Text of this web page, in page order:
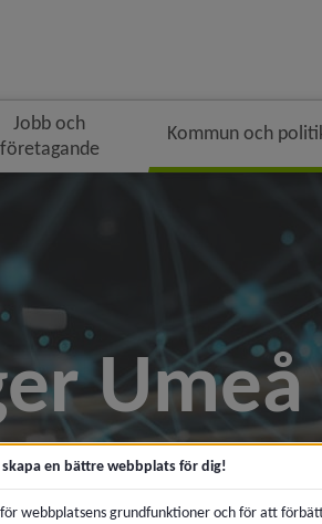
Jobb och
företagande
Kommun och
en bättre webbplats för dig!
för webbplatsens grundfunktioner och för att